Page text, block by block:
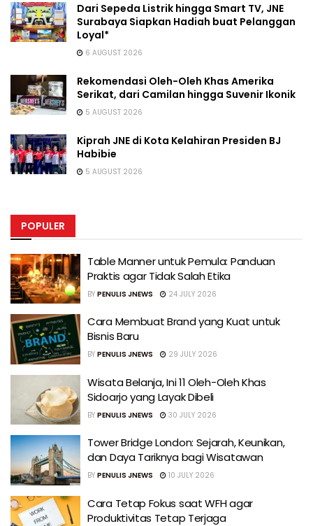
Dari Sepeda Listrik hingga Smart TV, JNE
Surabaya Siapkan Hadiah buat Pelanggan
Loyal*
6 AUGUST 2026
Rekomendasi Oleh-Oleh Khas Amerika
Serikat, dari Camilan hingga Suvenir Ikonik
5 AUGUST 2026
Kiprah JNE di Kota Kelahiran Presiden BJ
Habibie
5 AUGUST 2026
POPULER
Table Manner untuk Pemula: Panduan
Praktis agar Tidak Salah Etika
BY PENULIS JNEWS 24 JULY 2026
Cara Membuat Brand yang Kuat untuk
Bisnis Baru
BY PENULIS JNEWS 29 JULY 2026
Wisata Belanja, Ini 11 Oleh-Oleh Khas
Sidoarjo yang Layak Dibeli
BY PENULIS JNEWS 30 JULY 2026
Tower Bridge London: Sejarah, Keunikan,
dan Daya Tariknya bagi Wisatawan
BY PENULIS JNEWS 10 JULY 2026
Cara Tetap Fokus saat WFH agar
Produktivitas Tetap Terjaga